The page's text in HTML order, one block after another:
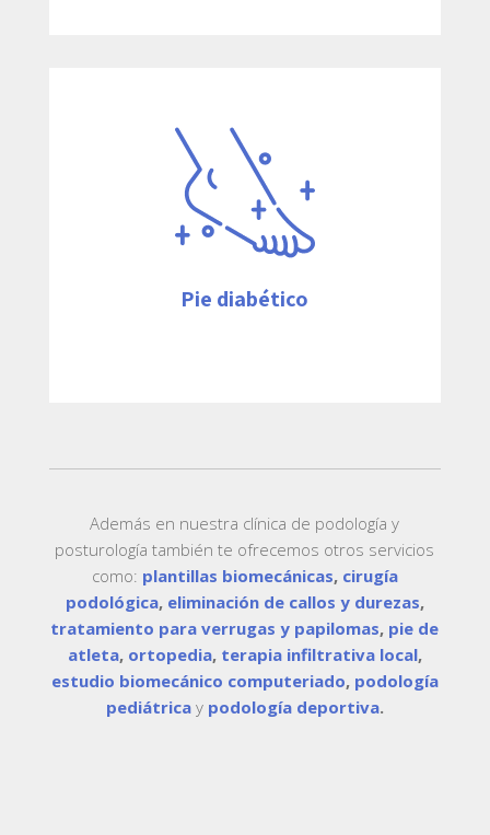
Pie diabético
La diabetes es una de las enfermedades
metabólicas que causan más lesiones
tisulares y óseas en las extremidades
inferiores, a causa de los trastornos
isquémicos que se producen en los pies.
Además en nuestra clínica de podología y
posturología también te ofrecemos otros servicios
como: plantillas biomecánicas, cirugía
podológica, eliminación de callos y durezas,
tratamiento para verrugas y papilomas, pie de
atleta, ortopedia, terapia infiltrativa local,
estudio biomecánico computeriado, podología
pediátrica y podología deportiva.